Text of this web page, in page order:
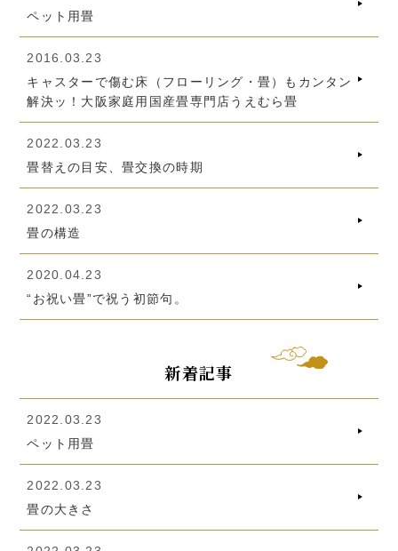
ペット用畳
2016.03.23
キャスターで傷む床（フローリング・畳）もカンタン
解決ッ！大阪家庭用国産畳専門店うえむら畳
2022.03.23
畳替えの目安、畳交換の時期
2022.03.23
畳の構造
2020.04.23
“お祝い畳”で祝う初節句。
新着記事
2022.03.23
ペット用畳
2022.03.23
畳の大きさ